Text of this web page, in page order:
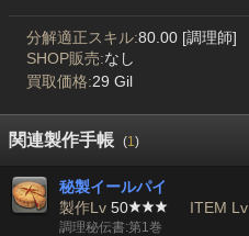
分解適正スキル:80.00 [調理師]
SHOP販売:なし
買取価格:29 Gil
関連製作手帳 (1)
秘製イールパイ
製作Lv 50 ITEM Lv
調理秘伝書:第1巻